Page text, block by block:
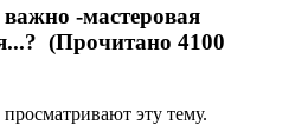
-мастеровая
(Прочитано 4100
эту тему.